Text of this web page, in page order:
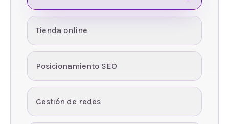
Tienda online
Posicionamiento SEO
Gestión de redes